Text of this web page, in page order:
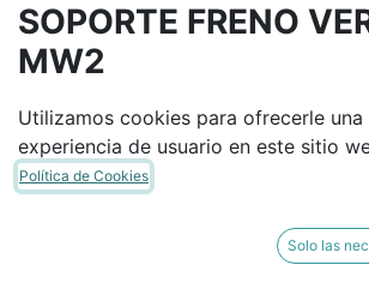
SOPORTE FRENO
MW2
Términos y condiciones
Garantía de devolución de 30 días
Envío: 2-3 días laborales
Utilizamos cookies para ofrecerle una
experiencia de usuario en este sitio
Política de Cookies
Solo las